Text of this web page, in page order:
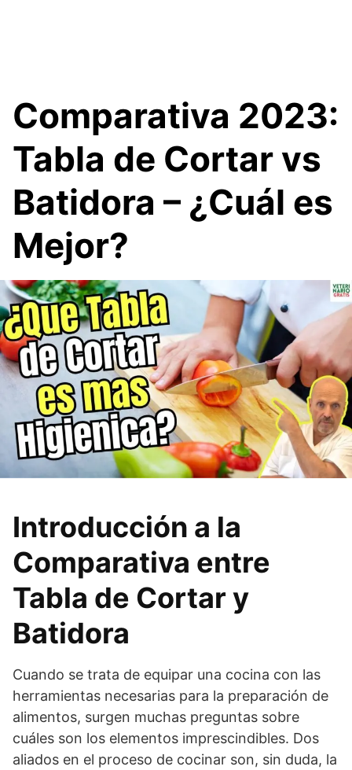
Comparativa 2023:
Tabla de Cortar vs
Batidora – ¿Cuál es
Mejor?
Introducción a la
Comparativa entre
Tabla de Cortar y
Batidora
Cuando se trata de equipar una cocina con las
herramientas necesarias para la preparación de
alimentos, surgen muchas preguntas sobre
cuáles son los elementos imprescindibles. Dos
aliados en el proceso de cocinar son, sin duda, la